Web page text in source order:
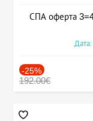
СПА оферта
-25%
192.00€